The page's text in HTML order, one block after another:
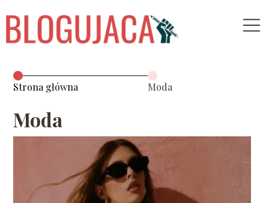
Strona główna Moda
Moda